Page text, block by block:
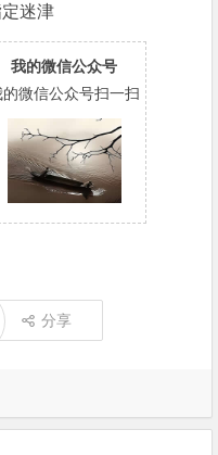
迷津
我的微信公众号
的微信公众号扫一扫
分享